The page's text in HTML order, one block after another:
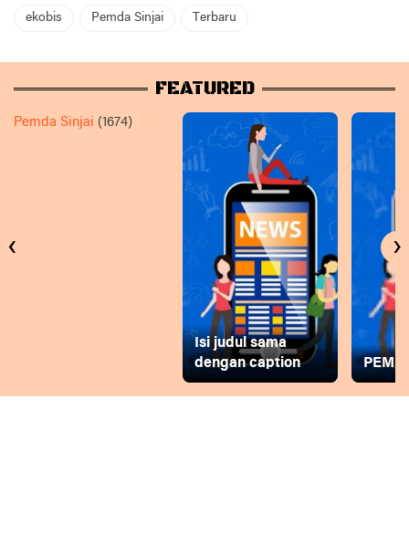
ekobis Pemda Sinjai Terbaru
FEATURED
Pemda Sinjai (1674)
Isi judul sama
dengan caption
‹ ›